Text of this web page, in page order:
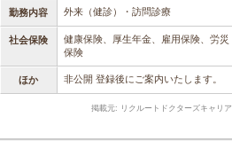
勤務内容 外来（健診）・訪問診療
社会保険
健康保険、厚生年金、雇用保険、労災
保険
ほか 非公開 登録後にご案内いたします。
掲載元: リクルートドクターズキャリア